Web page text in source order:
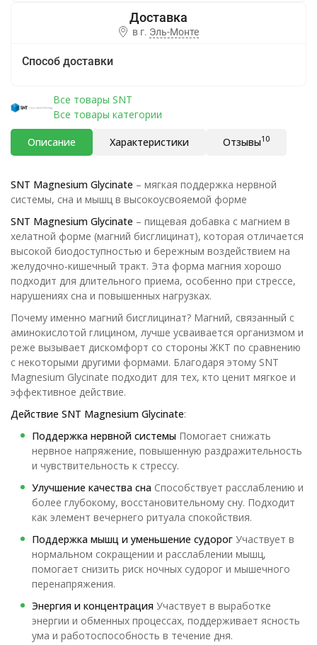
в г. Эль-Монте
Способ доставки
Все товары SNT
Все товары категории
Описание Характеристики Отзывы10
SNT Magnesium Glycinate – мягкая поддержка нервной
системы, сна и мышц в высокоусвояемой форме
SNT Magnesium Glycinate – пищевая добавка с магнием в
хелатной форме (магний бисглицинат), которая отличается
высокой биодоступностью и бережным воздействием на
желудочно-кишечный тракт. Эта форма магния хорошо
подходит для длительного приема, особенно при стрессе,
нарушениях сна и повышенных нагрузках.
Почему именно магний бисглицинат? Магний, связанный с
аминокислотой глицином, лучше усваивается организмом и
реже вызывает дискомфорт со стороны ЖКТ по сравнению
с некоторыми другими формами. Благодаря этому SNT
Magnesium Glycinate подходит для тех, кто ценит мягкое и
эффективное действие.
Действие SNT Magnesium Glycinate:
Поддержка нервной системы Помогает снижать
нервное напряжение, повышенную раздражительность
и чувствительность к стрессу.
Улучшение качества сна Способствует расслаблению и
более глубокому, восстановительному сну. Подходит
как элемент вечернего ритуала спокойствия.
Поддержка мышц и уменьшение судорог Участвует в
нормальном сокращении и расслаблении мышц,
помогает снизить риск ночных судорог и мышечного
перенапряжения.
Энергия и концентрация Участвует в выработке
энергии и обменных процессах, поддерживает ясность
ума и работоспособность в течение дня.